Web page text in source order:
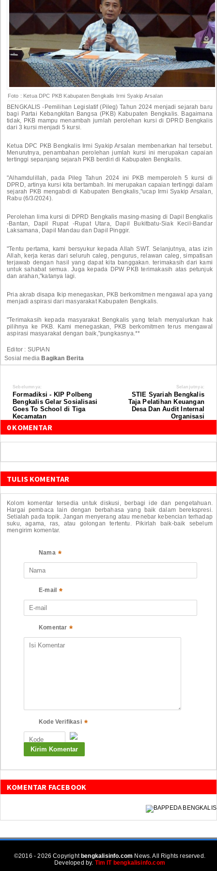
Foto : Ketua DPC PKB Kabupaten Bengkalis Irmi Syakip Arsalan
BENGKALIS -Pemilihan Legislatif (Pileg) Tahun 2024 menjadi sejarah baru
bagi Partai Kebangkitan Bangsa (PKB) Kabupaten Bengkalis. Bagaimana
tidak, PKB mampu menambah jumlah perolehan kursi di DPRD Bengkalis
dari 3 kursi menjadi 5 kursi.
Ketua DPC PKB Bengkalis Irmi Syakip Arsalan membenarkan hal tersebut.
Menurutnya, penambahan perolehan jumlah kursi ini merupakan capaian
tertinggi sepanjang sejarah PKB berdiri di Kabupaten Bengkalis.
"Alhamdulillah, pada Pileg Tahun 2024 ini PKB memperoleh 5 kursi di
DPRD, artinya kursi kita bertambah. Ini merupakan capaian tertinggi dalam
sejarah PKB mengabdi di Kabupaten Bengkalis,"ucap Irmi Syakip Arsalan,
Rabu (6/3/2024).
Perolehan lima kursi di DPRD Bengkalis masing-masing di Dapil Bengkalis
-Bantan, Dapil Rupat -Rupat Utara, Dapil Bukitbatu-Siak Kecil-Bandar
Laksamana, Dapil Mandau dan Dapil Pinggir.
"Tentu pertama, kami bersyukur kepada Allah SWT. Selanjutnya, atas izin
Allah, kerja keras dari seluruh caleg, pengurus, relawan caleg, simpatisan
terjawab dengan hasil yang dapat kita banggakan. terimakasih dari kami
untuk sahabat semua. Juga kepada DPW PKB terimakasih atas petunjuk
dan arahan,"katanya lagi.
Pria akrab disapa Ikip menegaskan, PKB berkomitmen mengawal apa yang
menjadi aspirasi dari masyarakat Kabupaten Bengkalis.
"Terimakasih kepada masyarakat Bengkalis yang telah menyalurkan hak
pilihnya ke PKB. Kami menegaskan, PKB berkomitmen terus mengawal
aspirasi masyarakat dengan baik,"pungkasnya.**
Editor : SUPIAN
Sosial media Bagikan Berita
Sebelumnya:
Formadiksi - KIP Polbeng
Bengkalis Gelar Sosialisasi
Goes To School di Tiga
Kecamatan
Selanjutnya:
STIE Syariah Bengkalis
Taja Pelatihan Keuangan
Desa Dan Audit Internal
Organisasi
0 KOMENTAR
TULIS KOMENTAR
Kolom komentar tersedia untuk diskusi, berbagi ide dan pengetahuan.
Hargai pembaca lain dengan berbahasa yang baik dalam berekspresi.
Setialah pada topik. Jangan menyerang atau menebar kebencian terhadap
suku, agama, ras, atau golongan tertentu. Pikirlah baik-baik sebelum
mengirim komentar.
Nama *
E-mail *
Komentar *
Kode Verifikasi *
KOMENTAR FACEBOOK
©2016 - 2026 Copyright bengkalisinfo.com News. All Rights reserved.
Developed by. Tim IT bengkalisinfo.com